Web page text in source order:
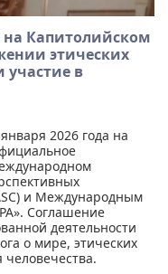
на Капитолийском
этических
в
2026 года на
и Международным
Соглашение
деятельности
о мире, этических